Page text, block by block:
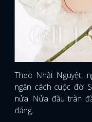
Theo Nhật Nguyệt,
ngăn cách cuộc đời
nửa. Nửa đầu tràn
đắng.